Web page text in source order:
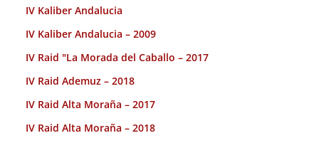
IV Kaliber Andalucia
IV Kaliber Andalucia – 2009
IV Raid "La Morada del Caballo – 2017
IV Raid Ademuz – 2018
IV Raid Alta Moraña – 2017
IV Raid Alta Moraña – 2018